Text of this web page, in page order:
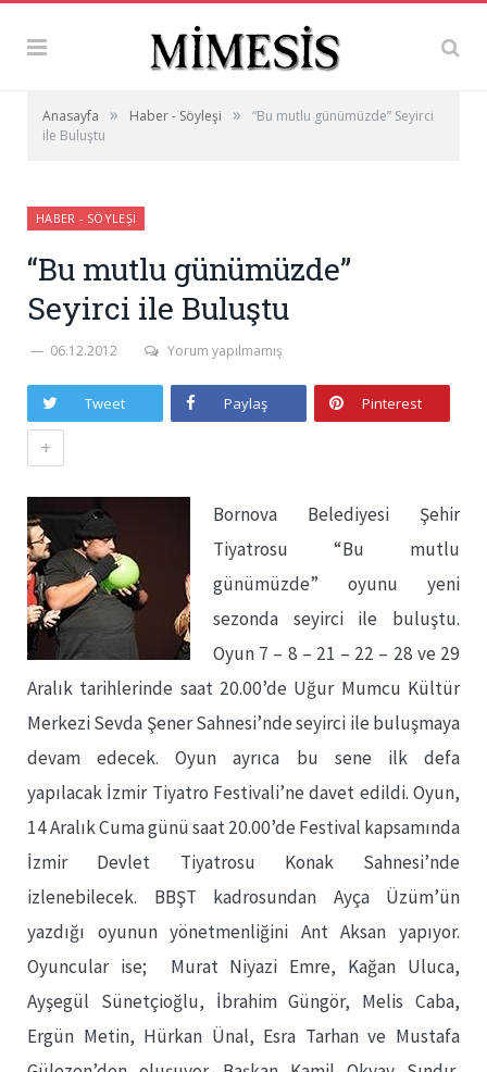
Anasayfa » Haber - Söyleşi »
“Bu mutlu günümüzde” Seyirci
ile Buluştu
HABER - SÖYLEŞI
“Bu mutlu günümüzde”
Seyirci ile Buluştu
06.12.2012 Yorum yapılmamış
Tweet Paylaş Pinterest
+
Bornova Belediyesi Şehir
Tiyatrosu “Bu mutlu
günümüzde” oyunu yeni
sezonda seyirci ile buluştu.
Oyun 7 – 8 – 21 – 22 – 28 ve 29
Aralık tarihlerinde saat 20.00’de Uğur Mumcu Kültür
Merkezi Sevda Şener Sahnesi’nde seyirci ile buluşmaya
devam edecek. Oyun ayrıca bu sene ilk defa
yapılacak İzmir Tiyatro Festivali’ne davet edildi. Oyun,
14 Aralık Cuma günü saat 20.00’de Festival kapsamında
İzmir Devlet Tiyatrosu Konak Sahnesi’nde
izlenebilecek. BBŞT kadrosundan Ayça Üzüm’ün
yazdığı oyunun yönetmenliğini Ant Aksan yapıyor.
Oyuncular ise; Murat Niyazi Emre, Kağan Uluca,
Ayşegül Sünetçioğlu, İbrahim Güngör, Melis Caba,
Ergün Metin, Hürkan Ünal, Esra Tarhan ve Mustafa